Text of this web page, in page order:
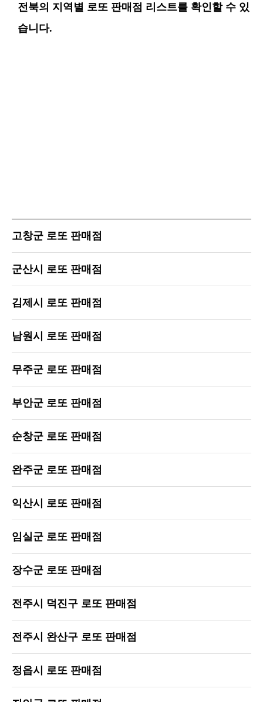
전북의 지역별 로또 판매점 리스트를 확인할 수 있
습니다.
고창군 로또 판매점
군산시 로또 판매점
김제시 로또 판매점
남원시 로또 판매점
무주군 로또 판매점
부안군 로또 판매점
순창군 로또 판매점
완주군 로또 판매점
익산시 로또 판매점
임실군 로또 판매점
장수군 로또 판매점
전주시 덕진구 로또 판매점
전주시 완산구 로또 판매점
정읍시 로또 판매점